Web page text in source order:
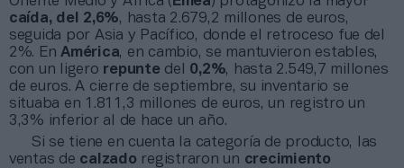
caída, del 2,6%, hasta 2.679,2 millones de euros,
seguida por Asia y Pacífico, donde el retroceso fue del
2%. EnAmérica, en cambio, se mantuvieron estables,
con un ligero repunte del 0,2%, hasta 2.549,7 millones
de euros. A cierre de septiembre, su inventario se
situaba en 1.811,3 millones de euros, un registro un
3,3% inferior al de hace un año.
Si se tiene en cuenta la categoría de producto, las
ventas de calzado registraron un crecimiento